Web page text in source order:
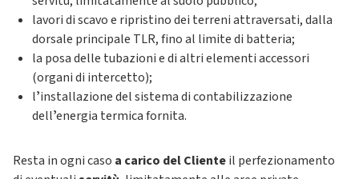
lavori di scavo e ripristino dei terreni attraversati, dalla
dorsale principale TLR, fino al limite di batteria;
la posa delle tubazioni e di altri elementi accessori
(organi di intercetto);
lʼinstallazione del sistema di contabilizzazione
dellʼenergia termica fornita.
Resta in ogni caso a carico del Clienteil perfezionamento